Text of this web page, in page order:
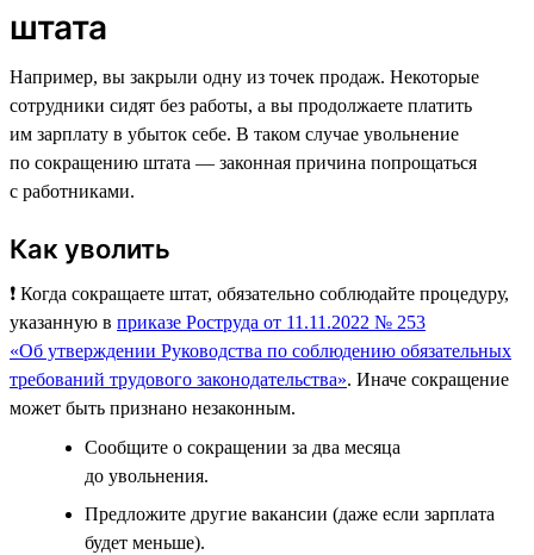
штата
Например, вы закрыли одну из точек продаж. Некоторые
сотрудники сидят без работы, а вы продолжаете платить
им зарплату в убыток себе. В таком случае увольнение
по сокращению штата — законная причина попрощаться
с работниками.
Как уволить
❗️ Когда сокращаете штат, обязательно соблюдайте процедуру,
указанную в приказе Роструда от 11.11.2022 № 253
«Об утверждении Руководства по соблюдению обязательных
требований трудового законодательства». Иначе сокращение
может быть признано незаконным.
Сообщите о сокращении за два месяца
до увольнения.
Предложите другие вакансии (даже если зарплата
будет меньше).